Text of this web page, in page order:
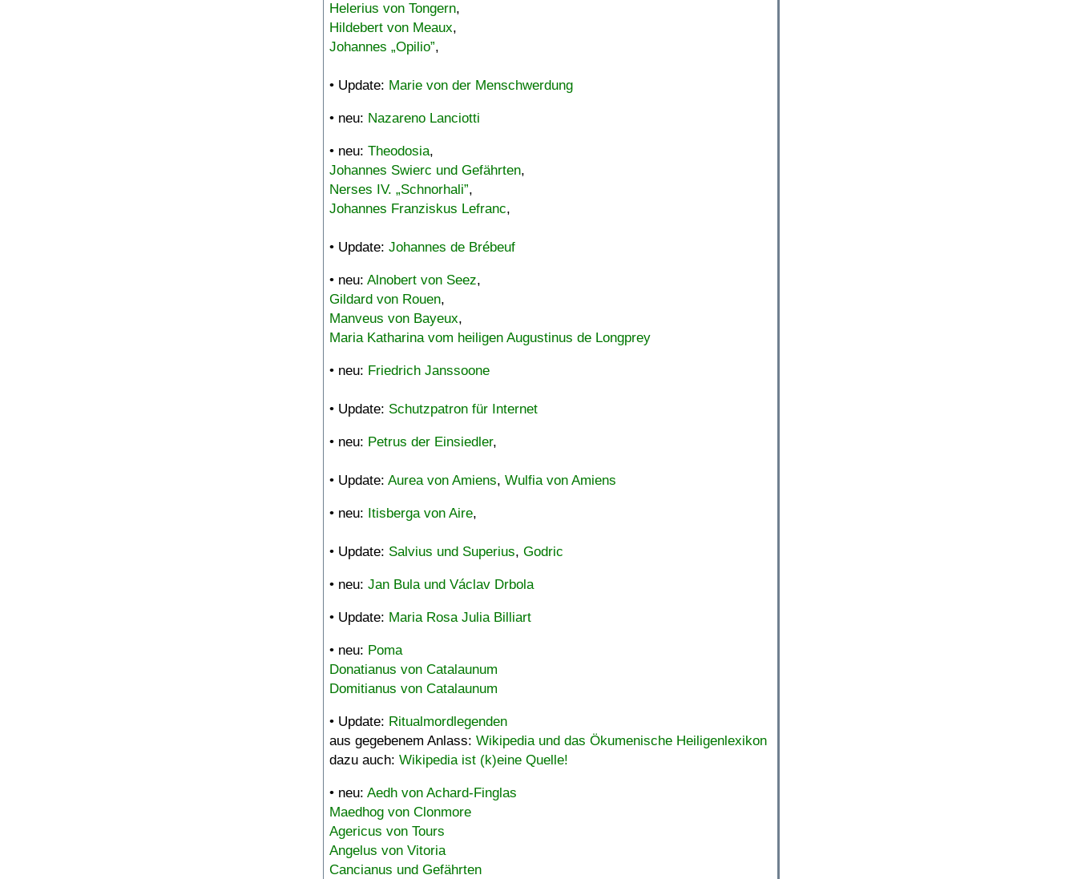
Helerius von Tongern,
Hildebert von Meaux,
Johannes „Opilio”,
• Update: Marie von der Menschwerdung
• neu: Nazareno Lanciotti
• neu: Theodosia,
Johannes Swierc und Gefährten,
Nerses IV. „Schnorhali”,
Johannes Franziskus Lefranc,
• Update: Johannes de Brébeuf
• neu: Alnobert von Seez,
Gildard von Rouen,
Manveus von Bayeux,
Maria Katharina vom heiligen Augustinus de Longprey
• neu: Friedrich Janssoone
• Update: Schutzpatron für Internet
• neu: Petrus der Einsiedler,
• Update: Aurea von Amiens, Wulfia von Amiens
• neu: Itisberga von Aire,
• Update: Salvius und Superius, Godric
• neu: Jan Bula und Václav Drbola
• Update: Maria Rosa Julia Billiart
• neu: Poma
Donatianus von Catalaunum
Domitianus von Catalaunum
• Update: Ritualmordlegenden
aus gegebenem Anlass: Wikipedia und das Ökumenische Heiligenlexikon
dazu auch: Wikipedia ist (k)eine Quelle!
• neu: Aedh von Achard-Finglas
Maedhog von Clonmore
Agericus von Tours
Angelus von Vitoria
Cancianus und Gefährten